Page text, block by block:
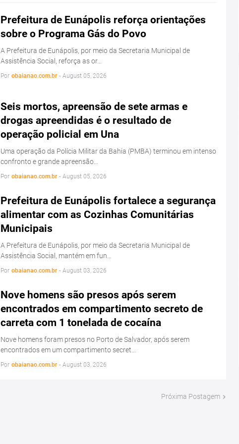
Prefeitura de Eunápolis reforça orientações
sobre o Programa Gás do Povo
A Prefeitura de Eunápolis, por meio da Secretaria Municipal de
Assistência Social, reforça as or…
Por obaianao.com.br - August 05, 2026
Seis mortos, apreensão de sete armas e
drogas apreendidas é o resultado de
operação policial em Una
Uma operação da Polícia Militar da Bahia (PMBA) terminou em intenso
confronto e grande apreensão…
Por obaianao.com.br - August 05, 2026
Prefeitura de Eunápolis fortalece a segurança
alimentar com as Cozinhas Comunitárias
Municipais
A Prefeitura de Eunápolis, por meio da Secretaria Municipal de
Assistência Social, mantém em fun…
Por obaianao.com.br - August 03, 2026
Nove homens são presos após serem
encontrados em compartimento secreto de
carreta com 1 tonelada de cocaína
Nove homens foram presos no Porto de Salvador, após serem
encontrados em um compartimento secret…
Por obaianao.com.br - August 03, 2026
Próxima Postagem